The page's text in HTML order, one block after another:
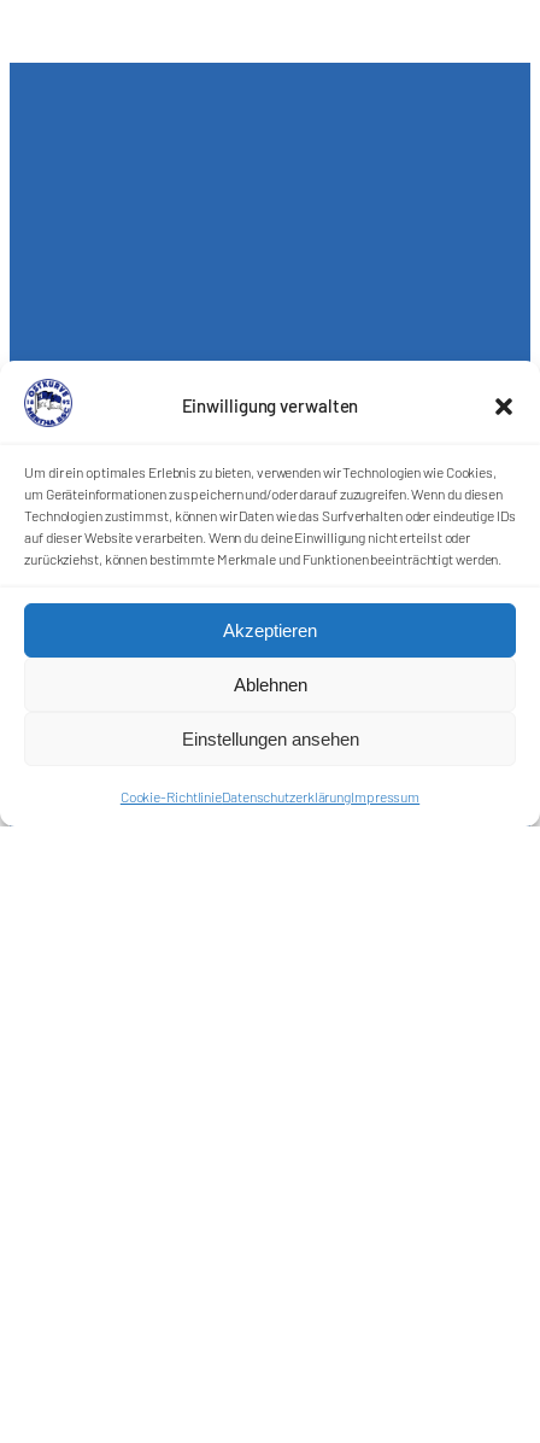
Einwilligung verwalten
Um dir ein optimales Erlebnis zu bieten, verwenden wir Technologien wie Cookies,
um Geräteinformationen zu speichern und/oder darauf zuzugreifen. Wenn du diesen
Technologien zustimmst, können wir Daten wie das Surfverhalten oder eindeutige IDs
auf dieser Website verarbeiten. Wenn du deine Einwilligung nicht erteilst oder
zurückziehst, können bestimmte Merkmale und Funktionen beeinträchtigt werden.
Akzeptieren
Ablehnen
Einstellungen ansehen
Cookie-RichtlinieDatenschutzerklärungImpressum
Förderkreis Ostkurve e.V.
Cookie-Richtlinie (EU)